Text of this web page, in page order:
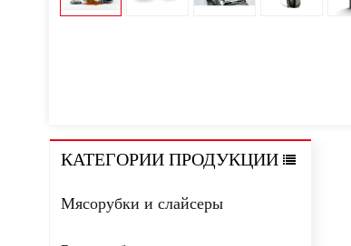
КАТЕГОРИИ ПРОДУКЦИИ
Мясорубки и слайсеры